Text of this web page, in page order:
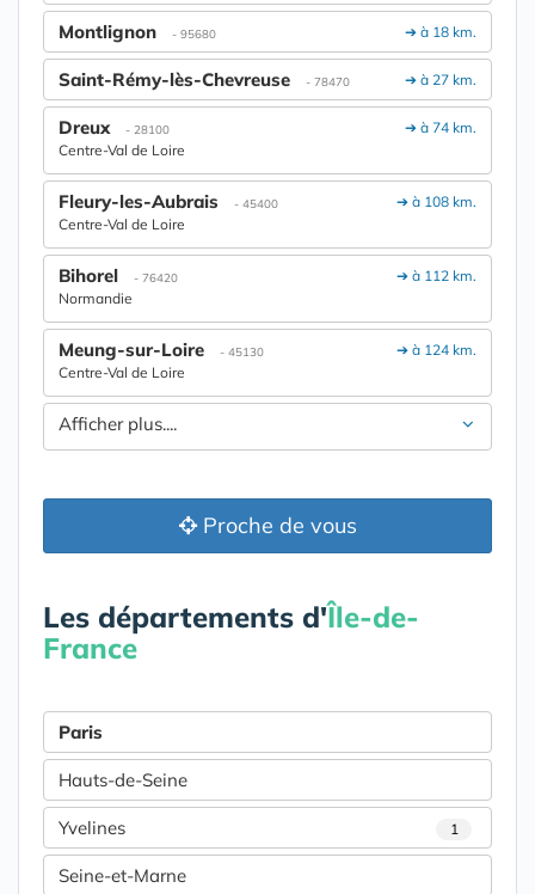
➔ à 18 km.
Montlignon - 95680
➔ à 27 km.
Saint-Rémy-lès-Chevreuse - 78470
➔ à 74 km.
Dreux - 28100
Centre-Val de Loire
➔ à 108 km.
Fleury-les-Aubrais - 45400
Centre-Val de Loire
➔ à 112 km.
Bihorel - 76420
Normandie
➔ à 124 km.
Meung-sur-Loire - 45130
Centre-Val de Loire
Afficher plus....
Proche de vous
Les départements d'Île-de-
France
Paris
Hauts-de-Seine
Yvelines 1
Seine-et-Marne